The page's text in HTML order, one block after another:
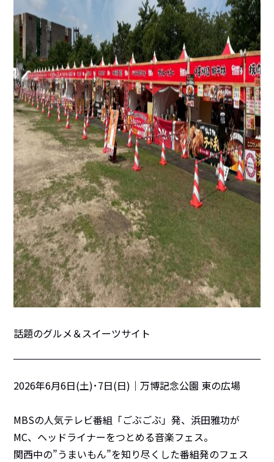
話題のグルメ＆スイーツサイト
2026年6月6日(土)･7日(日)｜万博記念公園 東の広場
MBSの人気テレビ番組「ごぶごぶ」発、浜田雅功が
MC、ヘッドライナーをつとめる音楽フェス。
関西中の”うまいもん”を知り尽くした番組発のフェス